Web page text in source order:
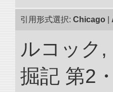
引用形式選択: Chicago
ルコック,
掘記 第2